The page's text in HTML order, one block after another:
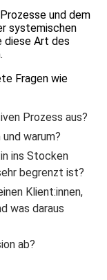
und dem
systemischen
diese Art des
Fragen wie
Prozess aus?
warum?
ins Stocken
begrenzt ist?
Klient:innen,
was daraus
ab?